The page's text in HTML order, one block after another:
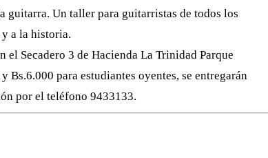
guitarra. Un taller para guitarristas de todos los
a la historia.
el Secadero 3 de Hacienda La Trinidad Parque
para estudiantes oyentes, se entregarán
por el teléfono 9433133.